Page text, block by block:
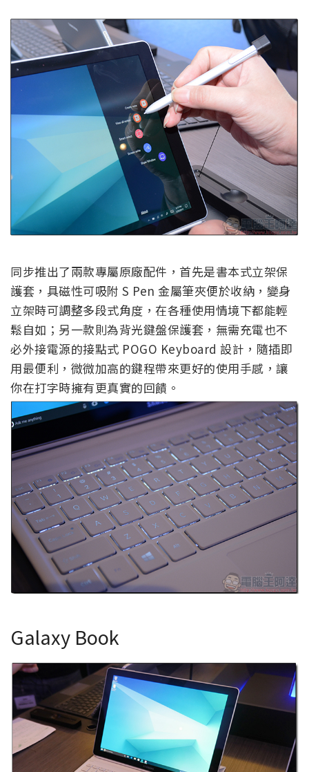
同步推出了兩款專屬原廠配件，首先是書本式立架保
護套，具磁性可吸附 S Pen 金屬筆夾便於收納，變身
立架時可調整多段式角度，在各種使用情境下都能輕
鬆自如；另一款則為背光鍵盤保護套，無需充電也不
必外接電源的接點式 POGO Keyboard 設計，隨插即
用最便利，微微加高的鍵程帶來更好的使用手感，讓
你在打字時擁有更真實的回饋。
Galaxy Book